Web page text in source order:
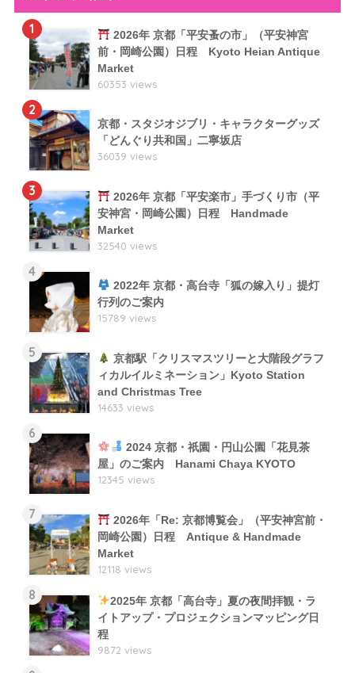
1
2026年 京都「平安蚤の市」（平安神宮
前・岡崎公園）日程 Kyoto Heian Antique
Market
60353 views
2
京都・スタジオジブリ・キャラクターグッズ
「どんぐり共和国」二寧坂店
36039 views
3
2026年 京都「平安楽市」手づくり市（平
安神宮・岡崎公園）日程 Handmade
Market
32540 views
4
2022年 京都・高台寺「狐の嫁入り」提灯
行列のご案内
15789 views
5
京都駅「クリスマスツリーと大階段グラフ
ィカルイルミネーション」Kyoto Station
and Christmas Tree
14633 views
6
2024 京都・祇園・円山公園「花見茶
屋」のご案内 Hanami Chaya KYOTO
12345 views
7
2026年「Re: 京都博覧会」（平安神宮前・
岡崎公園）日程 Antique & Handmade
Market
12118 views
8
2025年 京都「高台寺」夏の夜間拝観・ラ
イトアップ・プロジェクションマッピング日
程
9872 views